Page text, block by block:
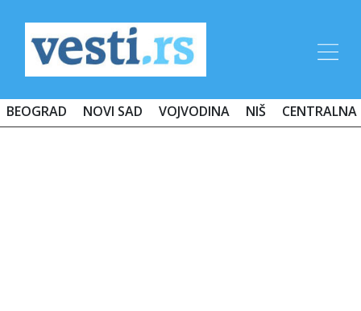
BEOGRAD NOVI SAD VOJVODINA NIŠ CENTRALNA